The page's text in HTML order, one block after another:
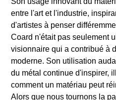
entre l'art et l'industrie,
d'artistes à penser
Coard n'était pas seulement
visionnaire qui a contribué à
moderne. Son utilisation
du métal continue d'inspirer,
comment un matériau peut
Alors que nous tournons la